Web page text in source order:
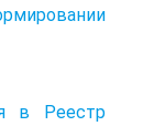
в Реестр